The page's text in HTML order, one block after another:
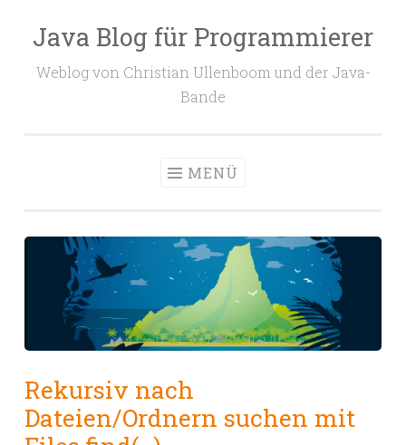
Zum
springen
Java Blog für Programmierer
Weblog von Christian Ullenboom und der Java-
Bande
MENÜ
Rekursiv nach
Dateien/Ordnern suchen mit